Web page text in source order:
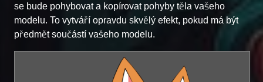
se bude pohybovat a kopírovat pohyby těla vašeho
modelu. To vytváří opravdu skvělý efekt, pokud má být
předmět součástí vašeho modelu.